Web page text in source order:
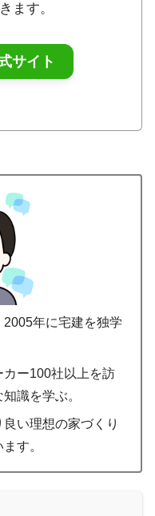
ます。
サイト
年に宅建を独学
ー100社以上を訪
識を学ぶ。
い理想の家づくり
す。